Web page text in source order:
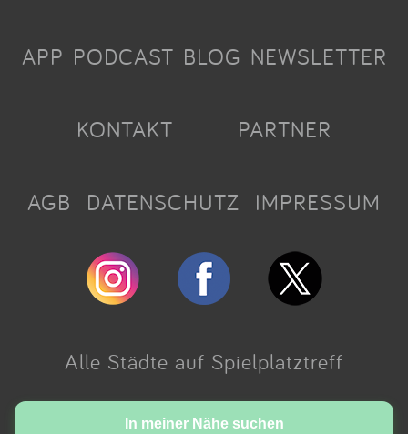
In meiner Nähe suchen
APP PODCAST BLOG NEWSLETTER
KONTAKT PARTNER
AGB DATENSCHUTZ IMPRESSUM
Alle Städte auf Spielplatztreff
Made with love in Cologne.